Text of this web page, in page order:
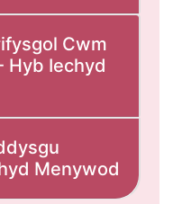
Cwm
Hyb Iechyd
Menywod